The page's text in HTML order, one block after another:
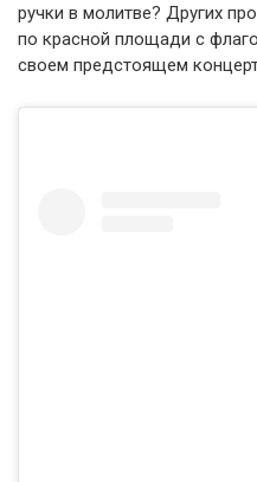
ручки в молитве? Других
по красной площади с
своем предстоящем